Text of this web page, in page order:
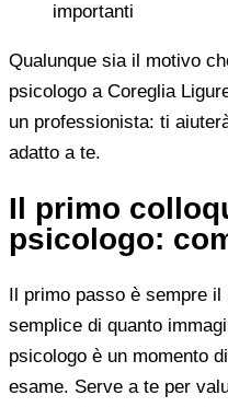
importanti
Qualunque sia il motivo
psicologo a Coreglia
un professionista: ti
adatto a te.
Il primo
psicologo:
Il primo passo è sempre
semplice di quanto
psicologo è un momento
esame. Serve a te per